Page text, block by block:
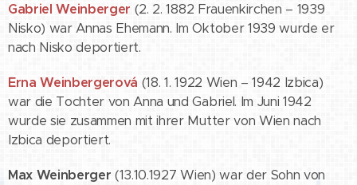
Gabriel Weinberger (2. 2. 1882 Frauenkirchen – 1939
Nisko) war Annas Ehemann. Im Oktober 1939 wurde er
nach Nisko deportiert.
Erna Weinbergerová (18. 1. 1922 Wien – 1942 Izbica)
war die Tochter von Anna und Gabriel. Im Juni 1942
wurde sie zusammen mit ihrer Mutter von Wien nach
Izbica deportiert.
Max Weinberger (13.10.1927 Wien) war der Sohn von